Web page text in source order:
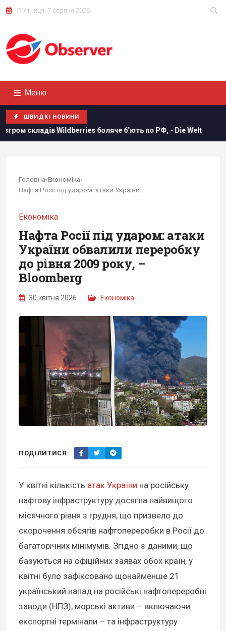
П'ятниця, 7 серпня 2026
Меню
ШВИДКІ НОВИНИ
боляче бʼють по РФ, - Die Welt Росія вдарила по
Головна›Економіка›
Економіка
Нафта Росії під ударом: атаки
України обвалили переробку
до рівня 2009 року, –
Bloomberg
30 квітня 2026 Економіка
ПОДІЛИТИСЯ:
У квітні кількість атак України на російську
нафтову інфраструктуру досягла найвищого
місячного рівня з грудня, що призвело до
скорочення обсягів нафтопереробки в Росії до
багаторічних мінімумів. Згідно з даними, що
базуються на офіційних заявах обох країн, у
квітні було зафіксовано щонайменше 21
український напад на російські нафтопереробні
заводи (НПЗ), морські активи – включаючи
експортні термінали – та інфраструктуру